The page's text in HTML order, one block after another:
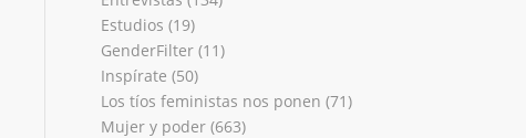
Estudios (19)
GenderFilter(11)
Inspírate (50)
Los tíos feministas nos ponen (71)
Mujer y poder(663)